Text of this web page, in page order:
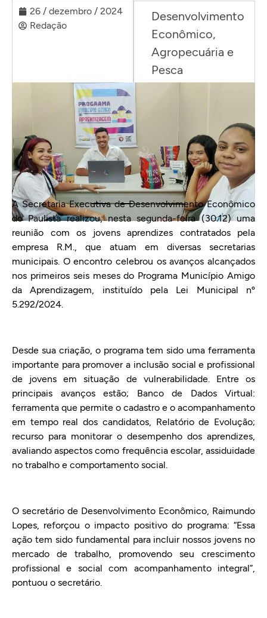
26 / dezembro / 2024
Redação
Desenvolvimento
Econômico,
Agropecuária e
Pesca
A Secretaria Executiva de Desenvolvimento Econômico
do Paulista realizou, nesta segunda-feira (30.12) uma
reunião com os jovens aprendizes contratados pela
empresa R.M., que atuam em diversas secretarias
municipais. O encontro celebrou os avanços alcançados
nos primeiros seis meses do Programa Município Amigo
da Aprendizagem, instituído pela Lei Municipal nº
5.292/2024.
Desde sua criação, o programa tem sido uma ferramenta
importante para promover a inclusão social e profissional
de jovens em situação de vulnerabilidade. Entre os
principais avanços estão; Banco de Dados Virtual:
ferramenta que permite o cadastro e o acompanhamento
em tempo real dos candidatos, Relatório de Evolução;
recurso para monitorar o desempenho dos aprendizes,
avaliando aspectos como frequência escolar, assiduidade
no trabalho e comportamento social.
O secretário de Desenvolvimento Econômico, Raimundo
Lopes, reforçou o impacto positivo do programa: “Essa
ação tem sido fundamental para incluir nossos jovens no
mercado de trabalho, promovendo seu crescimento
profissional e social com acompanhamento integral”,
pontuou o secretário.